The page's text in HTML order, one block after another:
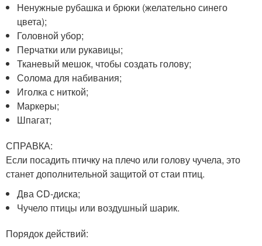
Ненужные рубашка и брюки (желательно синего
цвета);
Головной убор;
Перчатки или рукавицы;
Тканевый мешок, чтобы создать голову;
Солома для набивания;
Иголка с ниткой;
Маркеры;
Шпагат;
СПРАВКА:
Если посадить птичку на плечо или голову чучела, это
станет дополнительной защитой от стаи птиц.
Два CD-диска;
Чучело птицы или воздушный шарик.
Порядок действий: